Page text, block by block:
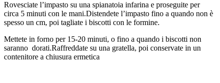
Rovesciate l’impasto su una spianatoia infarina e proseguite per
circa 5 minuti con le mani.Distendete l’impasto fino a quando non è
spesso un cm, poi tagliate i biscotti con le formine.
Mettete in forno per 15-20 minuti, o fino a quando i biscotti non
saranno dorati.Raffreddate su una gratella, poi conservate in un
contenitore a chiusura ermetica